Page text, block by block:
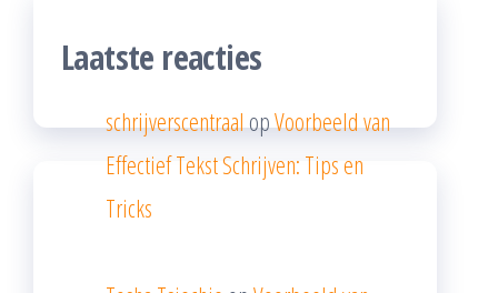
Laatste reacties
schrijverscentraalopVoorbeeld van
Effectief Tekst Schrijven: Tips en
Tricks